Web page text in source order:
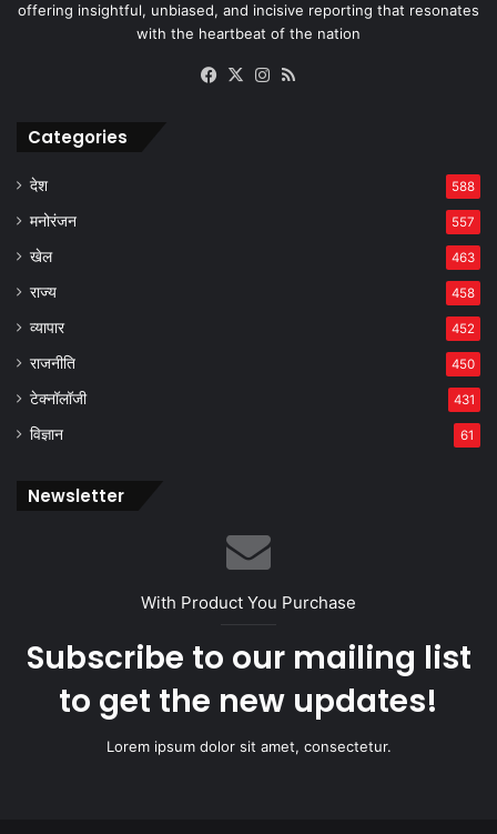
offering insightful, unbiased, and incisive reporting that resonates
with the heartbeat of the nation
Facebook
X Instagram
Categories
देश 588
मनोरंजन 557
खेल 463
राज्य 458
व्यापार 452
राजनीति 450
टेक्नॉलॉजी 431
विज्ञान 61
Newsletter
With Product You Purchase
Subscribe to our mailing list
to get the new updates!
Lorem ipsum dolor sit amet, consectetur.